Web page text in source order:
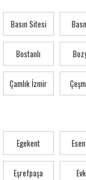
Basın Sitesi
Bostanlı
Çamlık İzmir
Egekent
Eşrefpaşa